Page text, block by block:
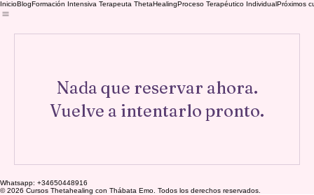
InicioBlogFormación Intensiva Terapeuta ThetaHealingProceso Terapéutico IndividualPróximos
Nada que reservar ahora.
Vuelve a intentarlo pronto.
Whatsapp: +34650448916
© 2026 Cursos Thetahealing con Thábata Emo. Todos los derechos reservados.